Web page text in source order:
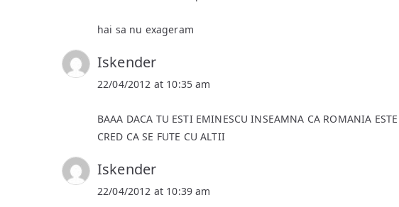
hai sa nu exageram
Iskender
22/04/2012 at 10:35 am
BAAA DACA TU ESTI EMINESCU INSEAMNA CA ROMANIA
CRED CA SE FUTE CU ALTII
Iskender
22/04/2012 at 10:39 am